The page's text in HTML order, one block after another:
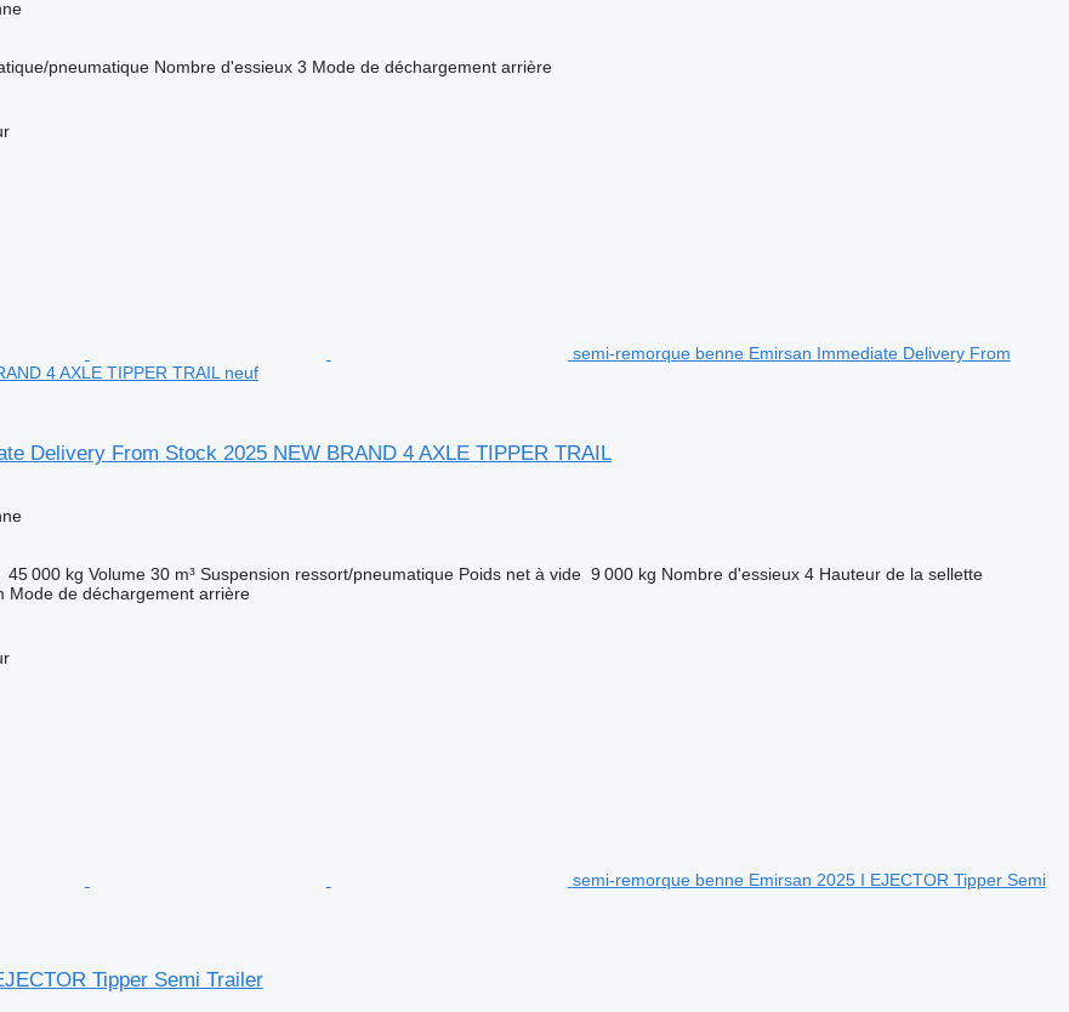
pneumatique Nombre d'essieux 3 Mode de déchargement arrière
semi-remorque benne Emirsan Immediate Delivery From
4 AXLE TIPPER TRAIL neuf
Delivery From Stock 2025 NEW BRAND 4 AXLE TIPPER TRAIL
45 000 kg Volume 30 m³ Suspension ressort/pneumatique Poids net à vide 9 000 kg Nombre d'essieux 4 Hauteur de la sellette
Mode de déchargement arrière
semi-remorque benne Emirsan 2025 I EJECTOR Tipper Semi
Tipper Semi Trailer